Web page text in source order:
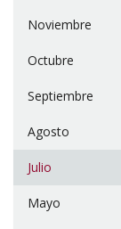
Noviembre
Octubre
Septiembre
Agosto
Julio
Mayo